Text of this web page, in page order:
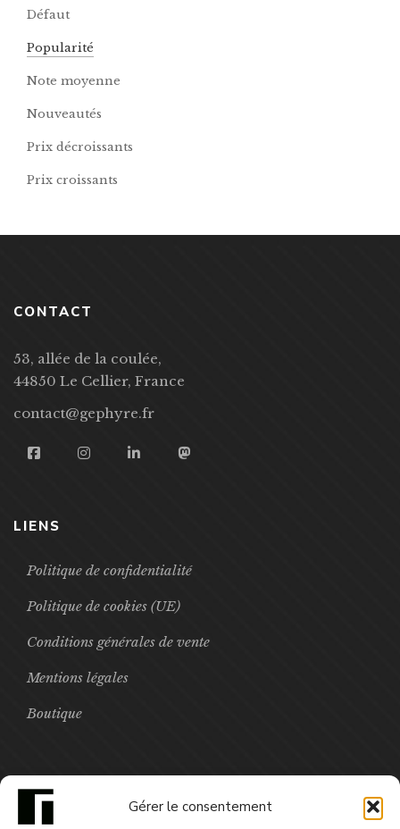
Gérer le consentement
Défaut
Popularité
Note moyenne
Nouveautés
Prix décroissants
Prix croissants
CONTACT
53, allée de la coulée,
44850 Le Cellier, France
contact@gephyre.fr
LIENS
Politique de confidentialité
Politique de cookies (UE)
Conditions générales de vente
Mentions légales
Boutique